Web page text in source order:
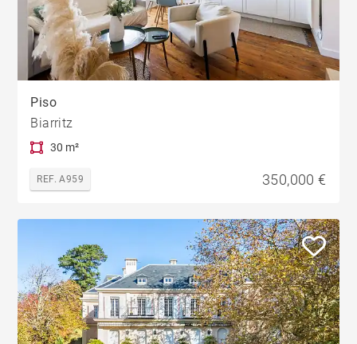
Piso
Biarritz
30 m²
REF. A959 350,000 €